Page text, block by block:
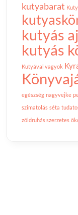
kutyabarat
kutyás
kutyás
Kutyával vagyok
egészség nagyvejke
szimatolás séta
zöldruhás szerzetes